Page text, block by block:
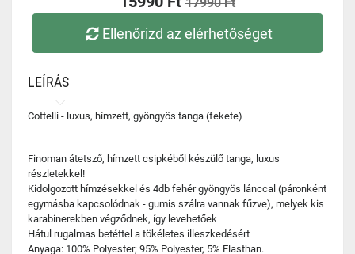
Ellenőrizd az elérhetőséget
LEÍRÁS
Cottelli - luxus, hímzett, gyöngyös tanga (fekete)
Finoman átetsző, hímzett csipkéből készülő tanga, luxus
részletekkel!
Kidolgozott hímzésekkel és 4db fehér gyöngyös lánccal (páronként
egymásba kapcsolódnak - gumis szálra vannak fűzve), melyek kis
karabinerekben végződnek, így levehetőek
Hátul rugalmas betéttel a tökéletes illeszkedésért
Anyaga: 100% Polyester; 95% Polyester, 5% Elasthan.